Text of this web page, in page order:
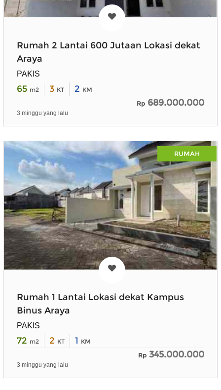
Rumah 2 Lantai 600 Jutaan Lokasi dekat
Araya
PAKIS
65 m2 3 KT 2 KM
Rp 689.000.000
3 minggu yang lalu
RUMAH
Rumah 1 Lantai Lokasi dekat Kampus
Binus Araya
PAKIS
72 m2 2 KT 1 KM
Rp 345.000.000
3 minggu yang lalu